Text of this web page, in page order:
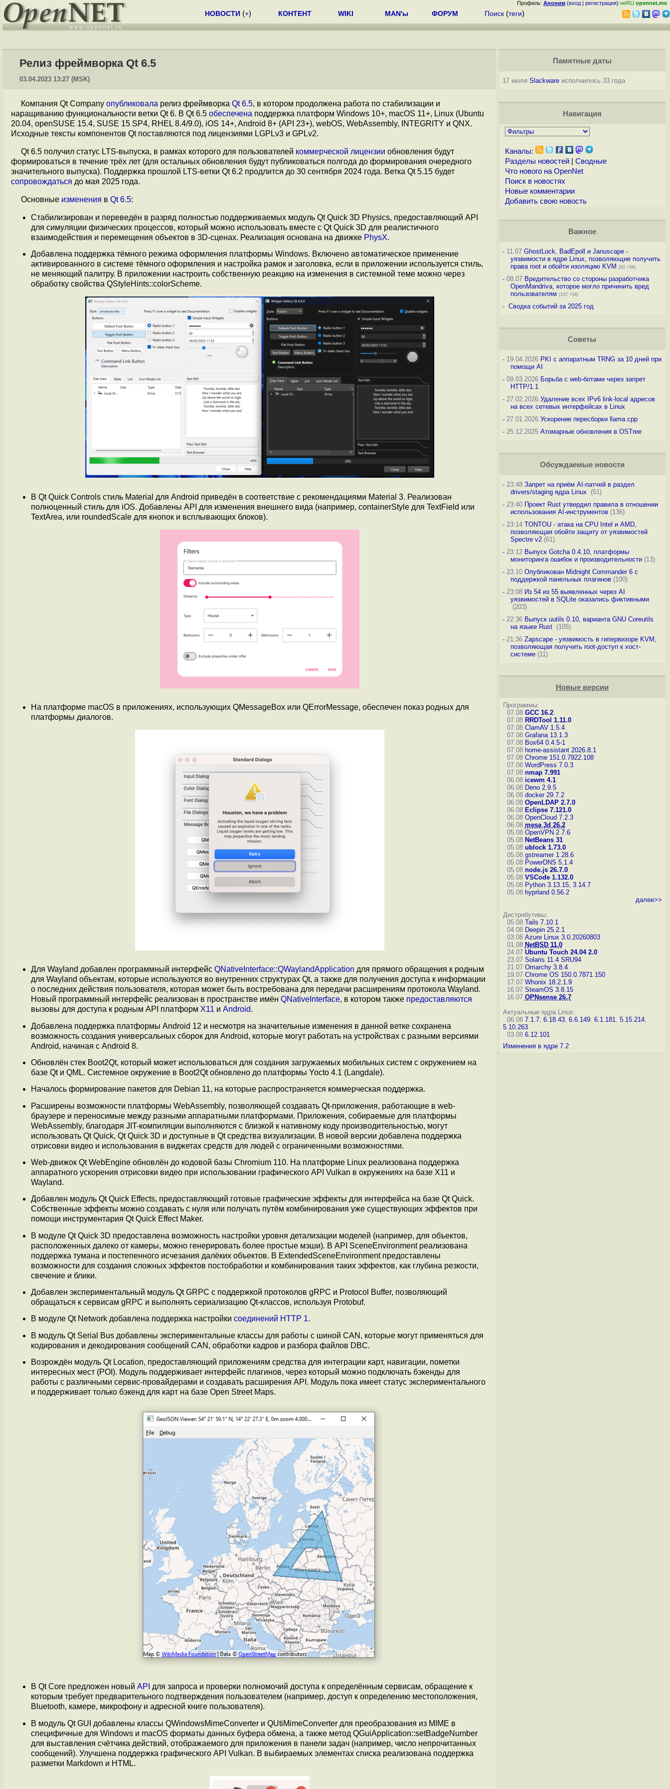
Профиль: Аноним (вход | регистрация) неRU opennet.me
НОВОСТИ (+) КОНТЕНТ WIKI MAN'ы ФОРУМ Поиск (теги)
Релиз фреймворка Qt 6.5
03.04.2023 13:27 (MSK)
Компания Qt Company опубликовала релиз фреймворка Qt 6.5, в котором продолжена работа по стабилизации и
наращиванию функциональности ветки Qt 6. В Qt 6.5 обеспечена поддержка платформ Windows 10+, macOS 11+, Linux (Ubuntu
20.04, openSUSE 15.4, SUSE 15 SP4, RHEL 8.4/9.0), iOS 14+, Android 8+ (API 23+), webOS, WebAssembly, INTEGRITY и QNX.
Исходные тексты компонентов Qt поставляются под лицензиями LGPLv3 и GPLv2.
Qt 6.5 получил статус LTS-выпуска, в рамках которого для пользователей коммерческой лицензии обновления будут
формироваться в течение трёх лет (для остальных обновления будут публиковаться полгода до формирования очередного
значительного выпуска). Поддержка прошлой LTS-ветки Qt 6.2 продлится до 30 сентября 2024 года. Ветка Qt 5.15 будет
сопровождаться до мая 2025 года.
Основные изменения в Qt 6.5:
Стабилизирован и переведён в разряд полностью поддерживаемых модуль Qt Quick 3D Physics, предоставляющий API
для симуляции физических процессов, который можно использовать вместе с Qt Quick 3D для реалистичного
взаимодействия и перемещения объектов в 3D-сценах. Реализация основана на движке PhysX.
Добавлена поддержка тёмного режима оформления платформы Windows. Включено автоматическое применение
активированного в системе тёмного оформления и настройка рамок и заголовка, если в приложении используется стиль,
не меняющий палитру. В приложении настроить собственную реакцию на изменения в системной теме можно через
обработку свойства QStyleHints::colorScheme.
В Qt Quick Controls стиль Material для Android приведён в соответствие с рекомендациями Material 3. Реализован
полноценный стиль для iOS. Добавлены API для изменения внешнего вида (например, containerStyle для TextField или
TextArea, или roundedScale для кнопок и всплывающих блоков).
На платформе macOS в приложениях, использующих QMessageBox или QErrorMessage, обеспечен показ родных для
платформы диалогов.
Для Wayland добавлен программный интерфейс QNativeInterface::QWaylandApplication для прямого обращения к родным
для Wayland объектам, которые используются во внутренних структурах Qt, а также для получения доступа к информации
о последних действия пользователя, которая может быть востребована для передачи расширениям протокола Wayland.
Новый программный интерфейс реализован в пространстве имён QNativeInterface, в котором также предоставляются
вызовы для доступа к родным API платформ X11 и Android.
Добавлена поддержка платформы Android 12 и несмотря на значительные изменения в данной ветке сохранена
возможность создания универсальных сборок для Android, которые могут работать на устройствах с разными версиями
Android, начиная с Android 8.
Обновлён стек Boot2Qt, который может использоваться для создания загружаемых мобильных систем с окружением на
базе Qt и QML. Системное окружение в Boot2Qt обновлено до платформы Yocto 4.1 (Langdale).
Началось формирование пакетов для Debian 11, на которые распространяется коммерческая поддержка.
Расширены возможности платформы WebAssembly, позволяющей создавать Qt-приложения, работающие в web-
браузере и переносимые между разными аппаратными платформами. Приложения, собираемые для платформы
WebAssembly, благодаря JIT-компиляции выполняются с близкой к нативному коду производительностью, могут
использовать Qt Quick, Qt Quick 3D и доступные в Qt средства визуализации. В новой версии добавлена поддержка
отрисовки видео и использования в виджетах средств для людей с ограниченными возможностями.
Web-движок Qt WebEngine обновлён до кодовой базы Chromium 110. На платформе Linux реализована поддержка
аппаратного ускорения отрисовки видео при использовании графического API Vulkan в окружениях на базе X11 и
Wayland.
Добавлен модуль Qt Quick Effects, предоставляющий готовые графические эффекты для интерфейса на базе Qt Quick.
Собственные эффекты можно создавать с нуля или получать путём комбинирования уже существующих эффектов при
помощи инструментария Qt Quick Effect Maker.
В модуле Qt Quick 3D предоставлена возможность настройки уровня детализации моделей (например, для объектов,
расположенных далеко от камеры, можно генерировать более простые мэши). В API SceneEnvironment реализована
поддержка тумана и постепенного исчезания далёких объектов. В ExtendedSceneEnvironment предоставлены
возможности для создания сложных эффектов постобработки и комбинирования таких эффектов, как глубина резкости,
свечение и блики.
Добавлен экспериментальный модуль Qt GRPC с поддержкой протоколов gRPC и Protocol Buffer, позволяющий
обращаться к сервисам gRPC и выполнять сериализацию Qt-классов, используя Protobuf.
В модуле Qt Network добавлена поддержка настройки соединений HTTP 1.
В модуль Qt Serial Bus добавлены экспериментальные классы для работы с шиной CAN, которые могут применяться для
кодирования и декодирования сообщений CAN, обработки кадров и разбора файлов DBC.
Возрождён модуль Qt Location, предоставляющий приложениям средства для интеграции карт, навигации, пометки
интересных мест (POI). Модуль поддерживает интерфейс плагинов, через который можно подключать бэкенды для
работы с различными сервис-провайдерами и создавать расширения API. Модуль пока имеет статус экспериментального
и поддерживает только бэкенд для карт на базе Open Street Maps.
В Qt Core предложен новый API для запроса и проверки полномочий доступа к определённым сервисам, обращение к
которым требует предварительного подтверждения пользователем (например, доступ к определению местоположения,
Bluetooth, камере, микрофону и адресной книге пользователя).
В модуль Qt GUI добавлены классы QWindowsMimeConverter и QUtiMimeConverter для преобразования из MIME в
специфичные для Windows и macOS форматы данных буфера обмена, а также метод QGuiApplication::setBadgeNumber
для выставления счётчика действий, отображаемого для приложения в панели задач (например, число непрочитанных
сообщений). Улучшена поддержка графического API Vulkan. В выбираемых элементах списка реализована поддержка
разметки Markdown и HTML.
Памятные даты
17 июля Slackwareисполнилось 33 года
Навигация
Каналы:
Разделы новостей| Сводные
Что нового на OpenNet
Поиск в новостях
Новые комментарии
Добавить свою новость
Важное
-11.07 GhostLock, BadEpoll и Januscape -
уязвимости в ядре Linux, позволяющие получить
права root и обойти изоляцию KVM (82 +34)
-08.07 Вредительство со стороны разработчика
OpenMandriva, которое могло причинить вред
пользователям (107 +34)
- Сводка событий за 2025 год
Советы
-19.04.2026 PKI с аппаратным TRNG за 10 дней при
помощи AI
-09.03.2026 Борьба с web-ботами через запрет
HTTP/1.1
-27.02.2026 Удаление всех IPv6 link-local адресов
на всех сетевых интерфейсах в Linux
-27.01.2026 Ускорение пересборки llama.cpp
-25.12.2025 Атомарные обновления в OSTree
Обсуждаемые новости
-23:48 Запрет на приём AI-патчей в раздел
drivers/staging ядра Linux
(51)
-23:40 Проект Rust утвердил правила в отношении
использования AI-инструментов(136)
-23:14 TONTOU - атака на CPU Intel и AMD,
позволяющая обойти защиту от уязвимостей
Spectre v2(61)
-23:12 Выпуск Gotcha 0.4.10, платформы
мониторинга ошибок и производительности(13)
-23:10 Опубликован Midnight Commander 6 c
поддержкой панельных плагинов(100)
-23:08 Из 54 из 55 выявленных через AI
уязвимостей в SQLite оказались фиктивными
(203)
-22:36 Выпуск uutils 0.10, варианта GNU Coreutils
на языке Rust (105)
-21:36 Zapscape - уязвимость в гипервизоре KVM,
позволяющая получить root-доступ к хост-
системе(11)
Новые версии
Программы:
07.08 GCC 16.2
07.08 RRDTool 1.11.0
07.08 ClamAV 1.5.4
07.08 Grafana 13.1.3
07.08 Box64 0.4.5-1
07.08 home-assistant 2026.8.1
07.08 Chrome 151.0.7922.108
07.08 WordPress 7.0.3
07.08 nmap 7.991
06.08 icewm 4.1
06.08 Deno 2.9.5
06.08 docker 29.7.2
06.08 OpenLDAP 2.7.0
06.08 Eclipse 7.121.0
06.08 OpenCloud 7.2.3
06.08 mesa 3d 26.2
05.08 OpenVPN 2.7.6
05.08 NetBeans 31
05.08 ublock 1.73.0
05.08 gstreamer 1.28.6
05.08 PowerDNS 5.1.4
05.08 node.js 26.7.0
05.08 VSCode 1.132.0
05.08 Python 3.13.15, 3.14.7
05.08 hyprland 0.56.2
далее>>
Дистрибутивы:
05.08 Tails 7.10.1
04.08 Deepin 25.2.1
03.08 Azure Linux 3.0.20260803
01.08 NetBSD 11.0
24.07 Ubuntu Touch 24.04 2.0
23.07 Solaris 11.4 SRU94
21.07 Omarchy 3.8.4
19.07 Chrome OS 150.0.7871.150
17.07 Whonix 18.2.1.9
16.07 SteamOS 3.8.15
16.07 OPNsense 26.7
Актуальные ядра Linux:
06.08 7.1.7, 6.18.43, 6.6.149, 6.1.181, 5.15.214,
5.10.263
03.08 6.12.101
Изменения в ядре 7.2